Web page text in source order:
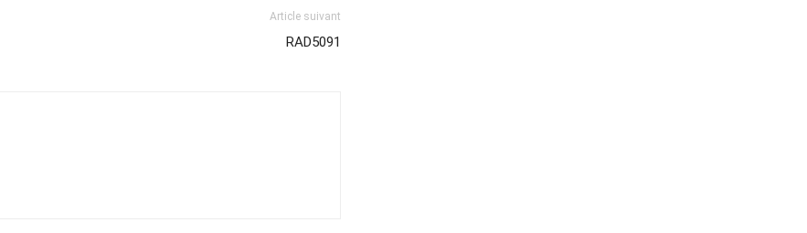
Article suivant
RAD5091